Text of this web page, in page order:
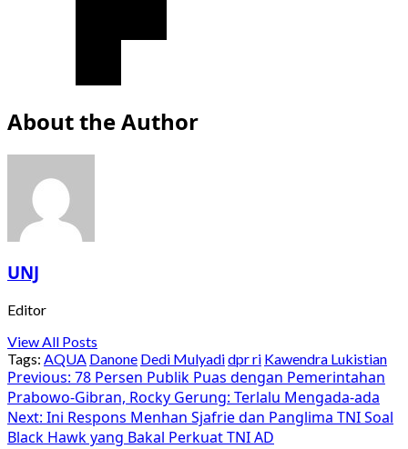
About the Author
UNJ
Editor
View All Posts
Tags: AQUA Danone Dedi Mulyadidpr ri Kawendra Lukistian
Post
navigation
Previous: 78 Persen Publik Puas dengan Pemerintahan
Prabowo-Gibran, Rocky Gerung: Terlalu Mengada-ada
Next: Ini Respons Menhan Sjafrie dan Panglima TNI Soal
Black Hawk yang Bakal Perkuat TNI AD